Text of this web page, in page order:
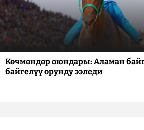
Көчмөндөр оюндары: Аламан
байгелүү орунду ээледи